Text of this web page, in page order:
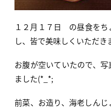
１２月１７日 の昼食をち
し、皆で美味しくいただき
お腹が空いていたので、
ました(*_*;
前菜、お造り、海老しん